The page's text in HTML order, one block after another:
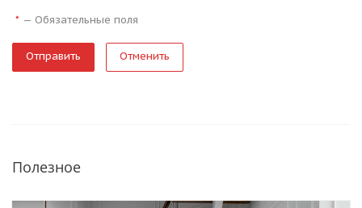
* — Обязательные поля
Отменить
Полезное